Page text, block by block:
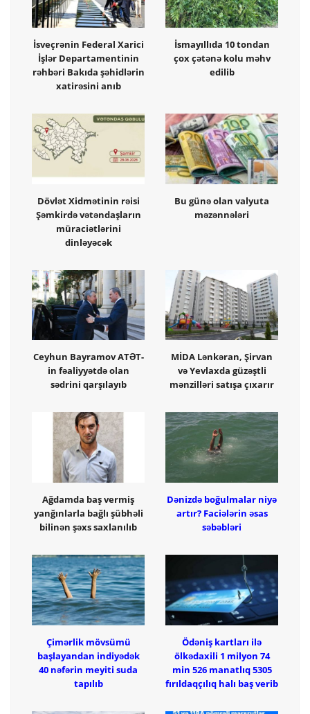
İsveçrənin Federal Xarici
İşlər Departamentinin
rəhbəri Bakıda şəhidlərin
xatirəsini anıb
İsmayıllıda 10 tondan
çox çətənə kolu məhv
edilib
Dövlət Xidmətinin rəisi
Şəmkirdə vətəndaşların
müraciətlərini
dinləyəcək
Bu günə olan valyuta
məzənnələri
Ceyhun Bayramov ATƏT-
in fəaliyyətdə olan
sədrini qarşılayıb
MİDA Lənkəran, Şirvan
və Yevlaxda güzəştli
mənzilləri satışa çıxarır
Ağdamda baş vermiş
yanğınlarla bağlı şübhəli
bilinən şəxs saxlanılıb
Dənizdə boğulmalar niyə
artır? Faciələrin əsas
səbəbləri
Çimərlik mövsümü
başlayandan indiyədək
40 nəfərin meyiti suda
tapılıb
Ödəniş kartları ilə
ölkədaxili 1 milyon 74
min 526 manatlıq 5305
fırıldaqçılıq halı baş verib